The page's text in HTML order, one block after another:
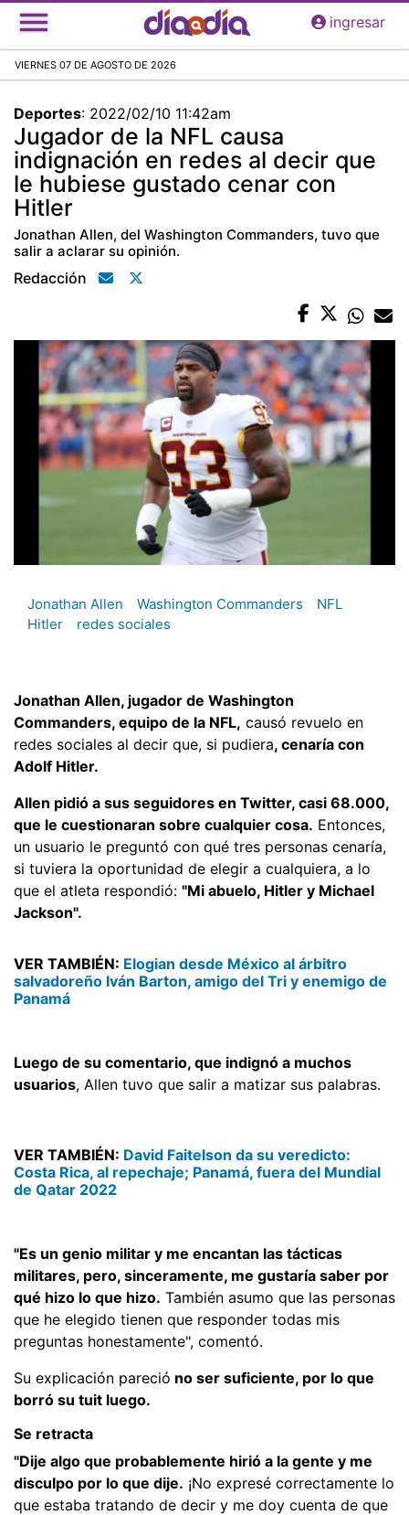
Pasar
al
principal
ingresar
VIERNES 07 DE AGOSTO DE 2026
Deportes: 2022/02/10 11:42am
Jugador de la NFL causa
indignación en redes al decir que
le hubiese gustado cenar con
Hitler
Jonathan Allen, del Washington Commanders, tuvo que
salir a aclarar su opinión.
Redacción
Jonathan Allen Washington Commanders
NFL
Hitler
redes sociales
Jonathan Allen, jugador de Washington
Commanders, equipo de la NFL, causó revuelo en
redes sociales al decir que, si pudiera, cenaría con
Adolf Hitler.
Allen pidió a sus seguidores en Twitter, casi 68.000,
que le cuestionaran sobre cualquier cosa. Entonces,
un usuario le preguntó con qué tres personas cenaría,
si tuviera la oportunidad de elegir a cualquiera, a lo
que el atleta respondió: "Mi abuelo, Hitler y Michael
Jackson".
VER TAMBIÉN: Elogian desde México al árbitro
salvadoreño Iván Barton, amigo del Tri y enemigo de
Panamá
Luego de su comentario, que indignó a muchos
usuarios, Allen tuvo que salir a matizar sus palabras.
VER TAMBIÉN: David Faitelson da su veredicto:
Costa Rica, al repechaje; Panamá, fuera del Mundial
de Qatar 2022
"Es un genio militar y me encantan las tácticas
militares, pero, sinceramente, me gustaría saber por
qué hizo lo que hizo. También asumo que las personas
que he elegido tienen que responder todas mis
preguntas honestamente", comentó.
Su explicación pareció no ser suficiente, por lo que
borró su tuit luego.
Se retracta
"Dije algo que probablemente hirió a la gente y me
disculpo por lo que dije. ¡No expresé correctamente lo
que estaba tratando de decir y me doy cuenta de que